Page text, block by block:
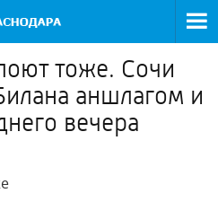
тоже. Сочи
аншлагом и
вечера